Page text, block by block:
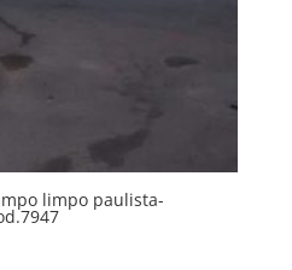
limpo paulista-